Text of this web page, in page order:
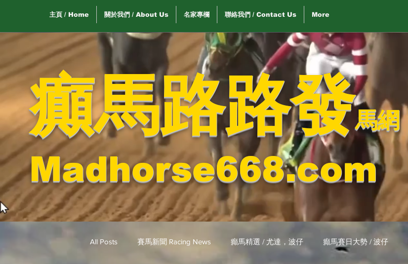
主頁 / Home 關於我們 / About Us 名家專欄 聯絡我們 / Contact Us More
癲馬路路發馬網
Madhorse668.com
All Posts 賽馬新聞 Racing News 癲馬精選 / 尤達，波仔 癲馬賽日大勢 / 波仔